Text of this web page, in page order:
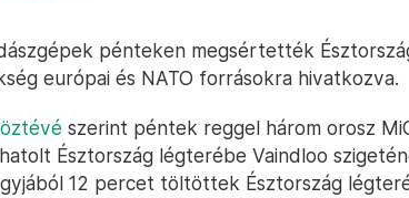
pénteken megsértették
európai és NATO forrásokra hivatkozva.
szerint péntek reggel három orosz
Észtország légterébe Vaindloo
12 percet töltöttek Észtország